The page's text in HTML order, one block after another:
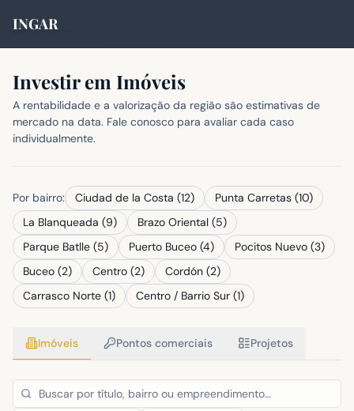
INGAR
Início > Investir
Investir em Imóveis
A rentabilidade e a valorização da região são estimativas de
mercado na data. Fale conosco para avaliar cada caso
individualmente.
Por bairro: Ciudad de la Costa (12) Punta Carretas (10)
La Blanqueada (9) Brazo Oriental (5)
Parque Batlle (5) Puerto Buceo (4) Pocitos Nuevo (3)
Buceo (2) Centro (2) Cordón (2)
Carrasco Norte (1) Centro / Barrio Sur (1)
Imóveis Pontos comerciais Projetos